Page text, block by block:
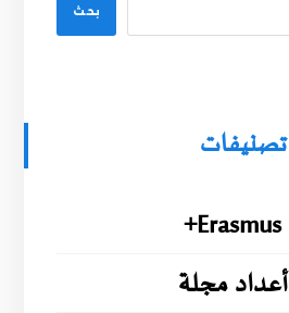
بحث
تصنيفات
Erasmus+
أعداد مجلة